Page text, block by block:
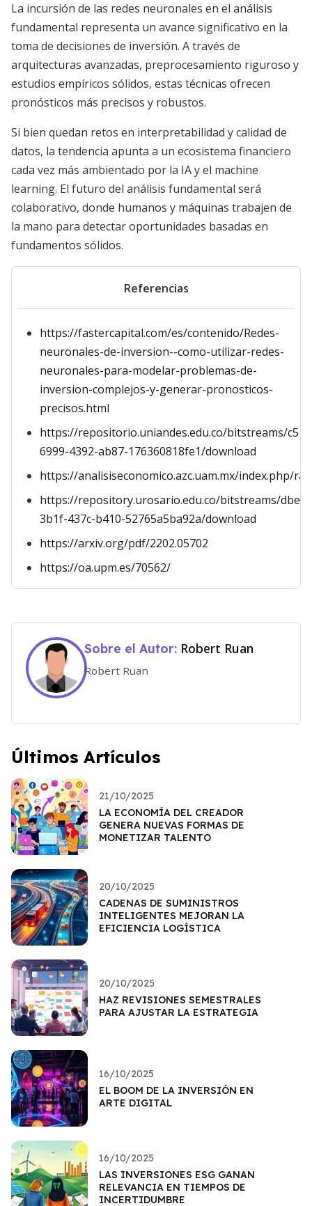
La incursión de las redes neuronales en el análisis
fundamental representa un avance significativo en la
toma de decisiones de inversión. A través de
arquitecturas avanzadas, preprocesamiento riguroso y
estudios empíricos sólidos, estas técnicas ofrecen
pronósticos más precisos y robustos.
Si bien quedan retos en interpretabilidad y calidad de
datos, la tendencia apunta a un ecosistema financiero
cada vez más ambientado por la IA y el machine
learning. El futuro del análisis fundamental será
colaborativo, donde humanos y máquinas trabajen de
la mano para detectar oportunidades basadas en
fundamentos sólidos.
Referencias
https://fastercapital.com/es/contenido/Redes-
neuronales-de-inversion--como-utilizar-redes-
neuronales-para-modelar-problemas-de-
inversion-complejos-y-generar-pronosticos-
precisos.html
https://repositorio.uniandes.edu.co/bitstreams/
6999-4392-ab87-176360818fe1/download
https://analisiseconomico.azc.uam.mx/index.php/
https://repository.urosario.edu.co/bitstreams/
3b1f-437c-b410-52765a5ba92a/download
https://arxiv.org/pdf/2202.05702
https://oa.upm.es/70562/
Sobre el Autor: Robert Ruan
Robert Ruan
Últimos Artículos
21/10/2025
LA ECONOMÍA DEL CREADOR
GENERA NUEVAS FORMAS DE
MONETIZAR TALENTO
20/10/2025
CADENAS DE SUMINISTROS
INTELIGENTES MEJORAN LA
EFICIENCIA LOGÍSTICA
20/10/2025
HAZ REVISIONES SEMESTRALES
PARA AJUSTAR LA ESTRATEGIA
16/10/2025
EL BOOM DE LA INVERSIÓN EN
ARTE DIGITAL
16/10/2025
LAS INVERSIONES ESG GANAN
RELEVANCIA EN TIEMPOS DE
INCERTIDUMBRE